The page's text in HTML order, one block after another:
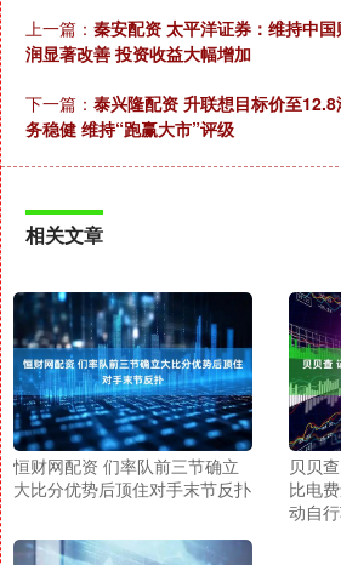
上一篇： 秦安配资 太平洋证券：维持中
润显著改善 投资收益大幅增加
下一篇： 泰兴隆配资 升联想目标价至
务稳健 维持“跑赢大市”评级
相关文章
恒财网配资 们率队前三节确立
大比分优势后顶住对手末节反扑
贝贝
比电
动自